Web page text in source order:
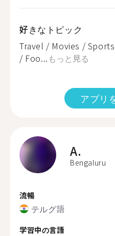
好きなトピック
Travel / Movies /
/ Foo... もっと見る
アプリ
A.
Bengaluru
流暢
テルグ語
学習中の言語